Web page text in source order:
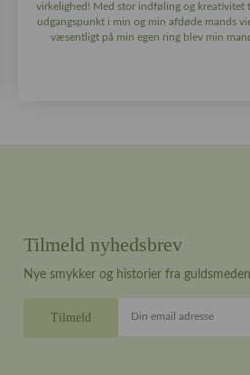
virkelighed! Med stor indføling og kreativitet
udgangspunkt i min og min afdøde mands
væsentligt på min egen ring blev min
Tilmeld nyhedsbrev
Nye smykker og historier fra
Din email adresse